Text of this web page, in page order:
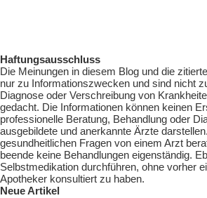
Haftungsausschluss
Die Meinungen in diesem Blog und die
nur zu Informationszwecken und sind nicht
Diagnose oder Verschreibung von
gedacht. Die Informationen können keinen
professionelle Beratung, Behandlung oder
ausgebildete und anerkannte Ärzte
gesundheitlichen Fragen von einem Arzt
beende keine Behandlungen eigenständig.
Selbstmedikation durchführen, ohne vorher
Apotheker konsultiert zu haben.
Neue Artikel